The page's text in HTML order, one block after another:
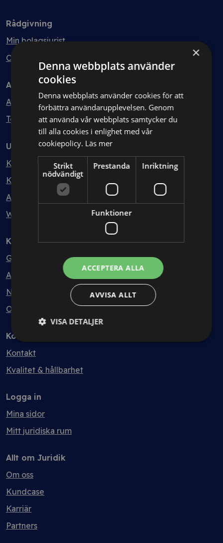
Rådgivning
Min bolagsjurist
Ombud
Avtal
Avtalshantering
Testa kostnadsfritt
Utbildning
Kurser
Kurspaket
Abonnemang
Webbinarium
Kunskapsbank
Guider
Avtalsmallar
Nyheter
Ordlista
Kontakt
Kontakt
Kvalitet & hållbarhet
Logga in
Mina sidor
Mitt juridiska rum
Allt om Juridik
Om oss
Kundcase
Karriär
Partners
×
Denna webbplats använder
cookies
Denna webbplats använder cookies för att
förbättra användarupplevelsen. Genom
att använda vår webbplats samtycker du
till alla cookies i enlighet med vår
cookiepolicy. Läs mer
Strikt
nödvändigt
Prestanda Inriktning
Funktioner
ACCEPTERA ALLA
AVVISA ALLT
VISA DETALJER